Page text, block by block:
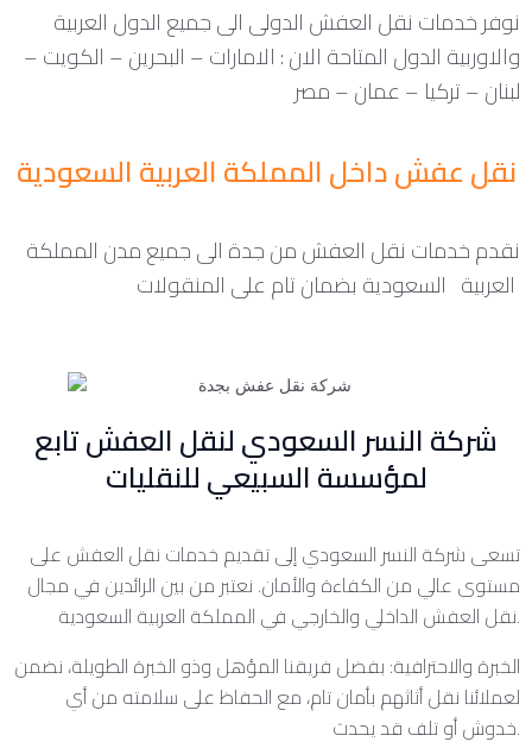
نوفر خدمات نقل العفش الدولى الى جميع الدول العربية
والاوربية الدول المتاحة الان : الامارات – البحرين – الكويت –
لبنان – تركيا – عمان – مصر
نقل عفش داخل المملكة العربية السعودية
نقدم خدمات نقل العفش من جدة الى جميع مدن المملكة
شركة النسر السعودي لنقل العفش تابع
لمؤسسة السبيعي للنقليات
تسعى شركة النسر السعودي إلى تقديم خدمات نقل العفش على
مستوى عالي من الكفاءة والأمان. نعتبر من بين الرائدين في مجال
نقل العفش الداخلي والخارجي في المملكة العربية السعودية.
الخبرة والاحترافية: بفضل فريقنا المؤهل وذو الخبرة الطويلة، نضمن
لعملائنا نقل أثاثهم بأمان تام، مع الحفاظ على سلامته من أي
خدوش أو تلف قد يحدث.